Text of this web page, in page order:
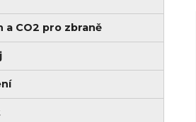
a CO2 pro zbraně